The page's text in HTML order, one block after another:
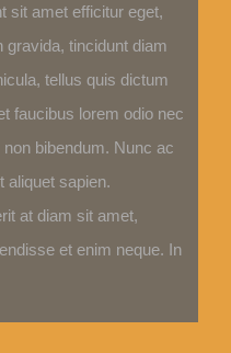
sit amet efficitur eget,
gravida, tincidunt diam
tellus quis dictum
faucibus lorem odio nec
bibendum. Nunc ac
aliquet sapien.
at diam sit amet,
et enim neque. In